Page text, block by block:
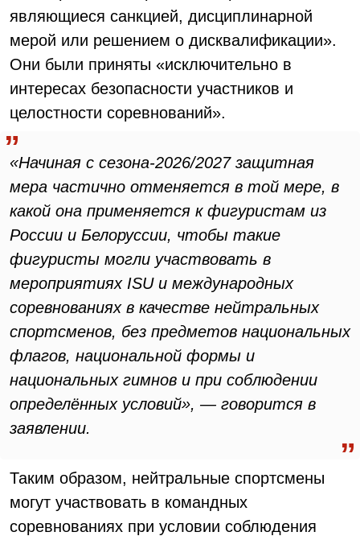
являющиеся санкцией, дисциплинарной
мерой или решением о дисквалификации».
Они были приняты «исключительно в
интересах безопасности участников и
целостности соревнований».
«Начиная с сезона-2026/2027 защитная
мера частично отменяется в той мере, в
какой она применяется к фигуристам из
России и Белоруссии, чтобы такие
фигуристы могли участвовать в
мероприятиях ISU и международных
соревнованиях в качестве нейтральных
спортсменов, без предметов национальных
флагов, национальной формы и
национальных гимнов и при соблюдении
определённых условий», — говорится в
заявлении.
Таким образом, нейтральные спортсмены
могут участвовать в командных
соревнованиях при условии соблюдения